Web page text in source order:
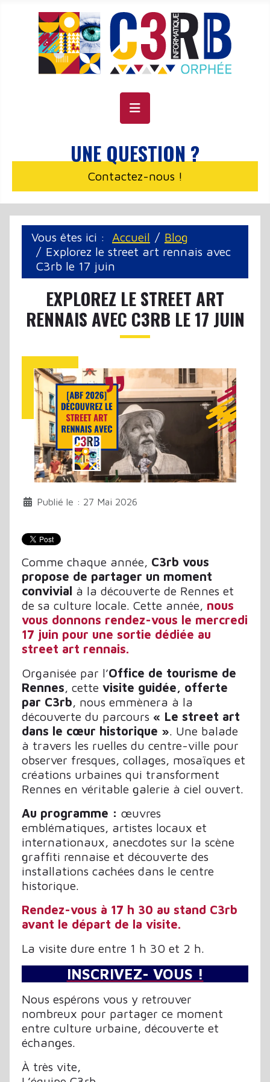
UNE QUESTION ?
Contactez-nous !
Vous êtes ici : Accueil
Blog
Explorez le street art rennais avec
C3rb le 17 juin
EXPLOREZ LE STREET ART
RENNAIS AVEC C3RB LE 17 JUIN
Publié le : 27 Mai 2026
Comme chaque année, C3rb vous
propose de partager un moment
convivial à la découverte de Rennes et
de sa culture locale. Cette année, nous
vous donnons rendez-vous le mercredi
17 juin pour une sortie dédiée au
street art rennais.
Organisée par l’Office de tourisme de
Rennes, cette visite guidée, offerte
par C3rb, nous emmènera à la
découverte du parcours « Le street art
dans le cœur historique ». Une balade
à travers les ruelles du centre-ville pour
observer fresques, collages, mosaïques et
créations urbaines qui transforment
Rennes en véritable galerie à ciel ouvert.
Au programme : œuvres
emblématiques, artistes locaux et
internationaux, anecdotes sur la scène
graffiti rennaise et découverte des
installations cachées dans le centre
historique.
Rendez-vous à 17 h 30 au stand C3rb
avant le départ de la visite.
La visite dure entre 1 h 30 et 2 h.
INSCRIVEZ- VOUS !
Nous espérons vous y retrouver
nombreux pour partager ce moment
entre culture urbaine, découverte et
échanges.
À très vite,